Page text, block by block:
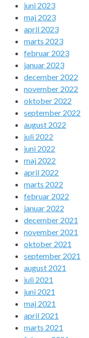
juni 2023
maj 2023
april 2023
marts 2023
februar 2023
januar 2023
december 2022
november 2022
oktober 2022
september 2022
august 2022
juli 2022
juni 2022
maj 2022
april 2022
marts 2022
februar 2022
januar 2022
december 2021
november 2021
oktober 2021
september 2021
august 2021
juli 2021
juni 2021
maj 2021
april 2021
marts 2021